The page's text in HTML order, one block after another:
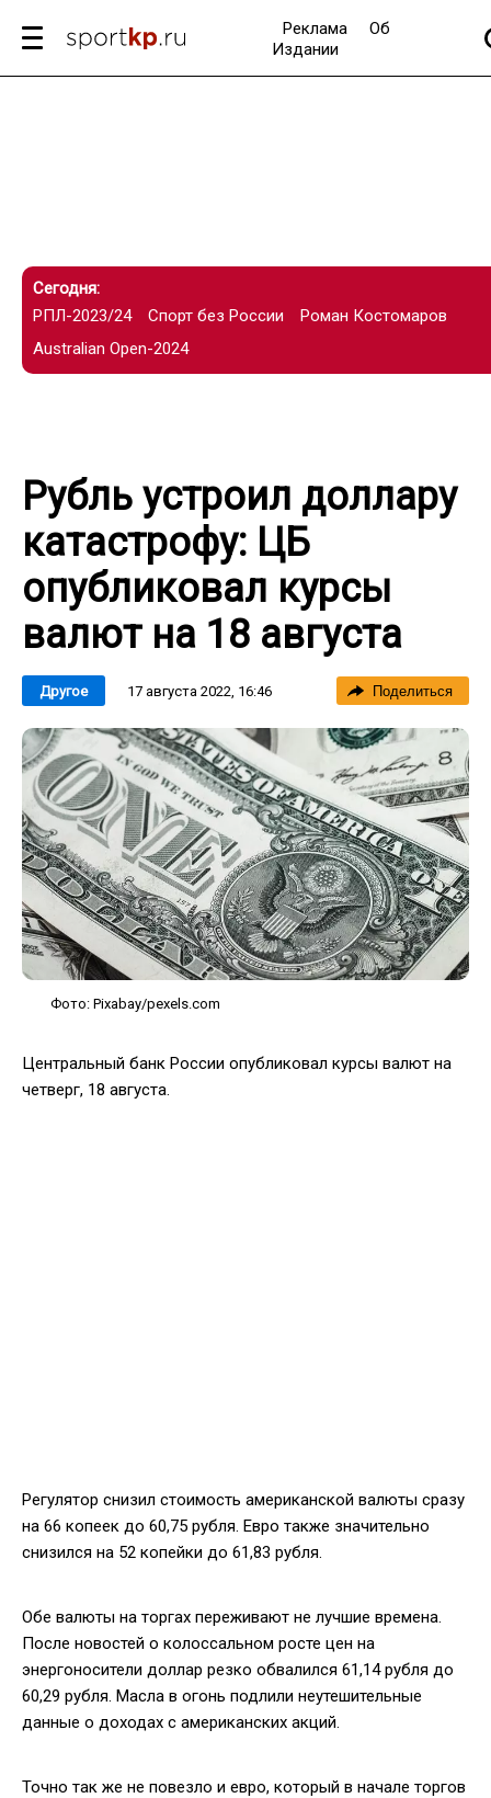
Реклама
Об
Издании
Сегодня:
РПЛ-2023/24
Спорт без России
Роман Костомаров
Australian Open-2024
Рубль устроил доллару
катастрофу: ЦБ
опубликовал курсы
валют на 18 августа
Другое 17 августа 2022, 16:46 Поделиться
Фото: Pixabay/pexels.com
Центральный банк России опубликовал курсы валют на
четверг, 18 августа.
Регулятор снизил стоимость американской валюты сразу
на 66 копеек до 60,75 рубля. Евро также значительно
снизился на 52 копейки до 61,83 рубля.
Обе валюты на торгах переживают не лучшие времена.
После новостей о колоссальном росте цен на
энергоносители доллар резко обвалился 61,14 рубля до
60,29 рубля. Масла в огонь подлили неутешительные
данные о доходах с американских акций.
Точно так же не повезло и евро, который в начале торгов